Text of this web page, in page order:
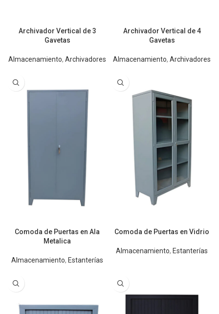
Archivador Vertical de 3
Gavetas
Almacenamiento, Archivadores
Archivador Vertical de 4
Gavetas
Almacenamiento, Archivadores
Comoda de Puertas en Ala
Metalica
Almacenamiento, Estanterías
Comoda de Puertas en Vidrio
Almacenamiento, Estanterías